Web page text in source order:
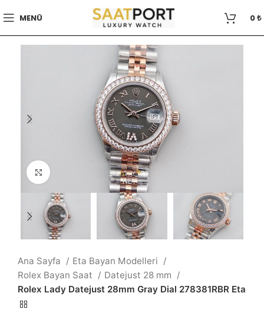
MENÜ 0₺
Büyütmek için tıklayın
Ana Sayfa
Eta Bayan Modelleri
Rolex Bayan Saat
Datejust 28 mm
Rolex Lady Datejust 28mm Gray Dial 278381RBR Eta